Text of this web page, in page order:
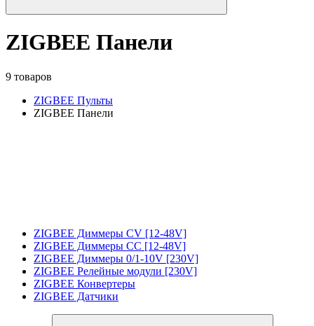
ZIGBEE Панели
9 товаров
ZIGBEE Пульты
ZIGBEE Панели
ZIGBEE Диммеры CV [12-48V]
ZIGBEE Диммеры CC [12-48V]
ZIGBEE Диммеры 0/1-10V [230V]
ZIGBEE Релейные модули [230V]
ZIGBEE Конвертеры
ZIGBEE Датчики